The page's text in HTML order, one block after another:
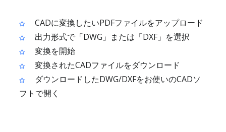
CADに変換したいPDFファイルをアップロード
出力形式で「DWG」または「DXF」を選択
変換を開始
変換されたCADファイルをダウンロード
ダウンロードしたDWG/DXFをお使いのCADソ
フトで開く